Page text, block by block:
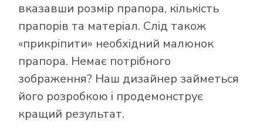
вказавши розмір прапора, кількість
прапорів та матеріал. Слід також
«прикріпити» необхідний малюнок
прапора. Немає потрібного
зображення? Наш дизайнер займеться
його розробкою і продемонструє
кращий результат.